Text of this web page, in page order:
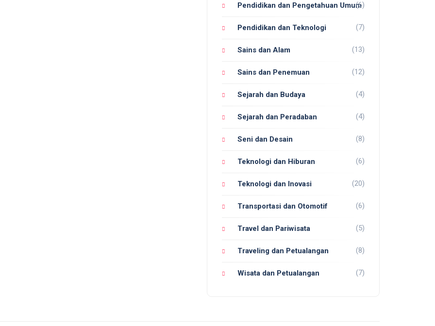
Pendidikan dan Pengetahuan Umum
(6)
Pendidikan dan Teknologi (7)
Sains dan Alam (13)
Sains dan Penemuan (12)
Sejarah dan Budaya (4)
Sejarah dan Peradaban (4)
Seni dan Desain (8)
Teknologi dan Hiburan (6)
Teknologi dan Inovasi (20)
Transportasi dan Otomotif (6)
Travel dan Pariwisata (5)
Traveling dan Petualangan (8)
Wisata dan Petualangan (7)